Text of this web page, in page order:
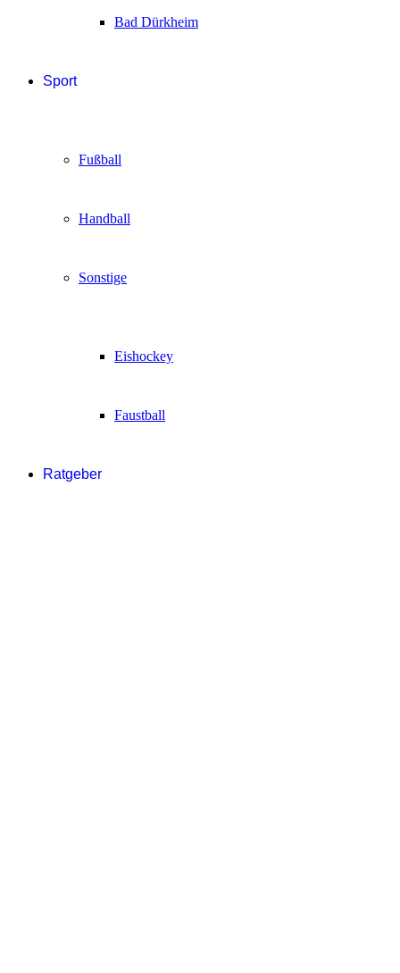
Bad Dürkheim
Sport
Fußball
Handball
Sonstige
Eishockey
Faustball
Ratgeber